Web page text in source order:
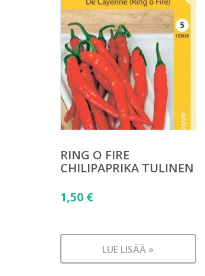
RING O FIRE
CHILIPAPRIKA TULINEN
1,50 €
LUE LISÄÄ »